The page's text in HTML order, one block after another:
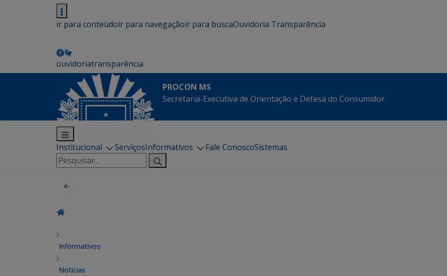
ir para conteúdoir para navegaçãoir para buscaOuvidoria Transparência
ouvidoriatransparência
PROCON MS
Secretaria-Executiva de Orientação e Defesa do Consumidor
Institucional ServiçosInformativos Fale ConoscoSistemas
Pesquisar
por:
Informativos
Notícias